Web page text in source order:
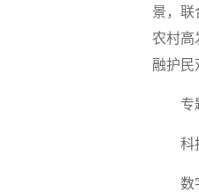
景，联
农村高
融护民
专
科
数